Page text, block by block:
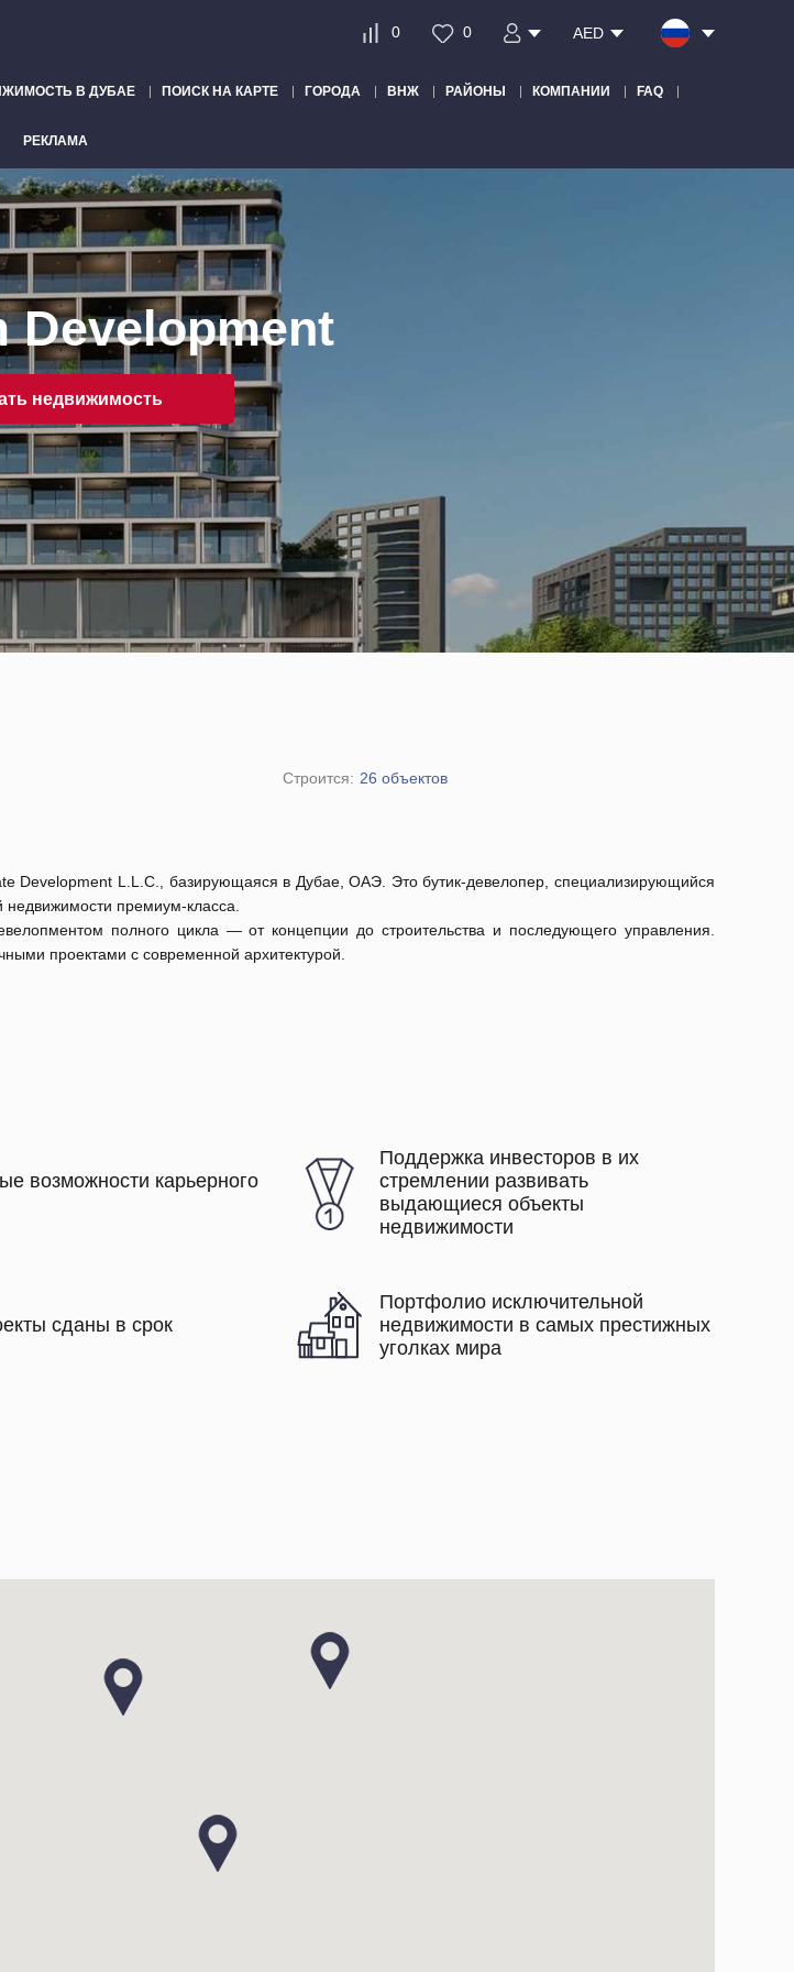
0 0 AED
В ДУБАЕ ПОИСК НА КАРТЕ ГОРОДА ВНЖ РАЙОНЫ КОМПАНИИ FAQ
РЕКЛАМА
Development
недвижимость
Строится: 26 объектов
Development L.L.C., базирующаяся в Дубае, ОАЭ. Это бутик-девелопер, специализирующийся
премиум-класса.
полного цикла — от концепции до строительства и последующего управления.
проектами с современной архитектурой.
возможности карьерного
Поддержка инвесторов в их
стремлении развивать
выдающиеся объекты
недвижимости
сданы в срок
Портфолио исключительной
недвижимости в самых престижных
уголках мира